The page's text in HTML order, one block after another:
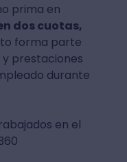
prima en
dos cuotas,
forma parte
prestaciones
durante
en el